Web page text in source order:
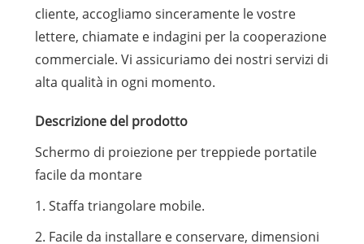
cliente, accogliamo sinceramente le vostre
lettere, chiamate e indagini per la cooperazione
commerciale. Vi assicuriamo dei nostri servizi di
alta qualità in ogni momento.
Descrizione del prodotto
Schermo di proiezione per treppiede portatile
facile da montare
1. Staffa triangolare mobile.
2. Facile da installare e conservare, dimensioni